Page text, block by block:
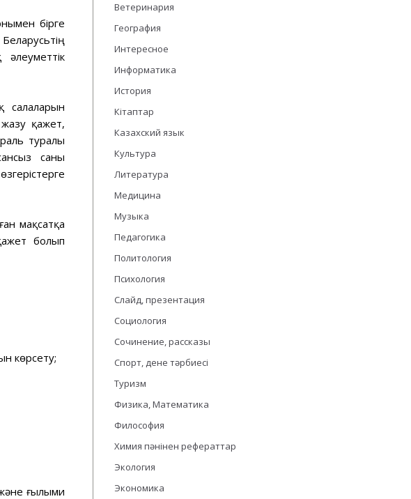
бірге
салаларын
қажет,
туралы
саны
мақсатқа
болып
көрсету;
ғылыми
Ветеринария
География
Интересное
Информатика
История
Кітаптар
Казахский язык
Культура
Литература
Медицина
Музыка
Педагогика
Политология
Психология
Слайд, презентация
Социология
Сочинение, рассказы
Спорт, дене тәрбиесі
Туризм
Физика, Математика
Философия
Химия пәнінен рефераттар
Экология
Экономика